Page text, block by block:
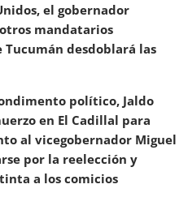
el gobernador
mandatarios
desdoblará las
político, Jaldo
en El Cadillal para
al vicegobernador Miguel
por la reelección y
a los comicios